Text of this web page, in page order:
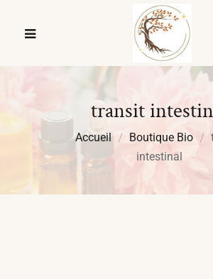
transit
Accueil Boutique Bio
intestinal